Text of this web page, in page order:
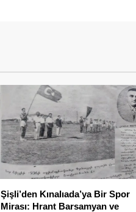
Şişli’den Kınalıada’ya Bir Spor
Mirası: Hrant Barsamyan ve